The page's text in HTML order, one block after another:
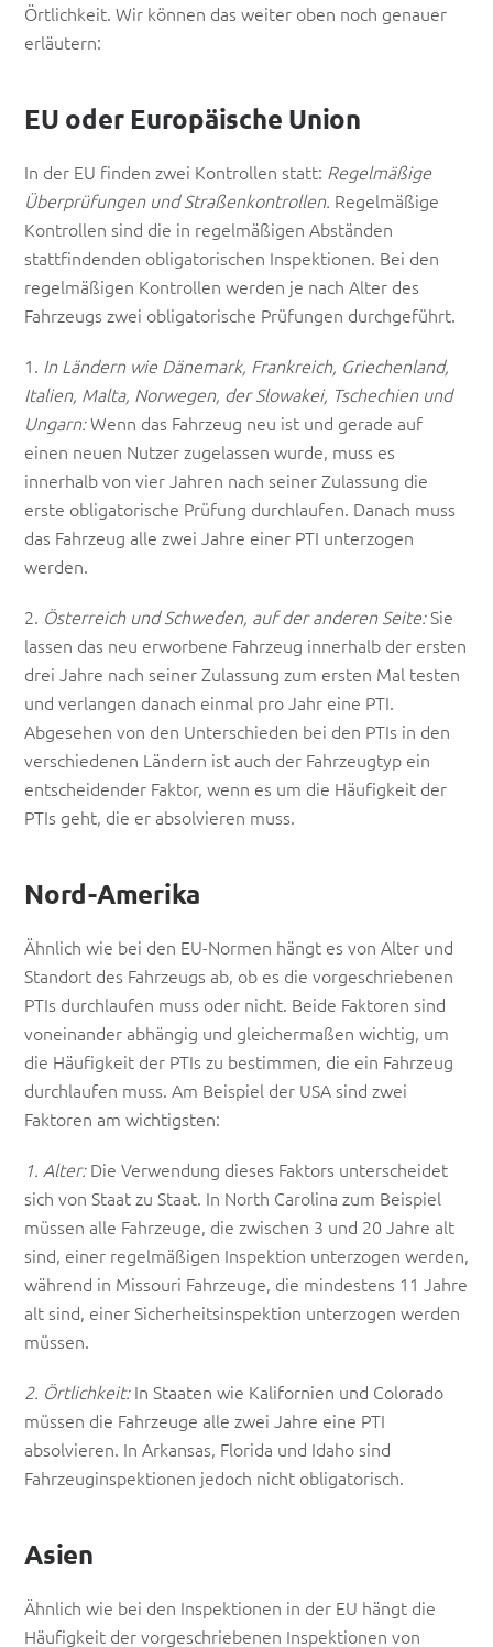
Örtlichkeit. Wir können das weiter oben noch genauer
erläutern:
EU oder Europäische Union
In der EU finden zwei Kontrollen statt: Regelmäßige
Überprüfungen und Straßenkontrollen. Regelmäßige
Kontrollen sind die in regelmäßigen Abständen
stattfindenden obligatorischen Inspektionen. Bei den
regelmäßigen Kontrollen werden je nach Alter des
Fahrzeugs zwei obligatorische Prüfungen durchgeführt.
1. In Ländern wie Dänemark, Frankreich, Griechenland,
Italien, Malta, Norwegen, der Slowakei, Tschechien und
Ungarn:Wenn das Fahrzeug neu ist und gerade auf
einen neuen Nutzer zugelassen wurde, muss es
innerhalb von vier Jahren nach seiner Zulassung die
erste obligatorische Prüfung durchlaufen. Danach muss
das Fahrzeug alle zwei Jahre einer PTI unterzogen
werden.
2. Österreich und Schweden, auf der anderen Seite:Sie
lassen das neu erworbene Fahrzeug innerhalb der ersten
drei Jahre nach seiner Zulassung zum ersten Mal testen
und verlangen danach einmal pro Jahr eine PTI.
Abgesehen von den Unterschieden bei den PTIs in den
verschiedenen Ländern ist auch der Fahrzeugtyp ein
entscheidender Faktor, wenn es um die Häufigkeit der
PTIs geht, die er absolvieren muss.
Nord-Amerika
Ähnlich wie bei den EU-Normen hängt es von Alter und
Standort des Fahrzeugs ab, ob es die vorgeschriebenen
PTIs durchlaufen muss oder nicht. Beide Faktoren sind
voneinander abhängig und gleichermaßen wichtig, um
die Häufigkeit der PTIs zu bestimmen, die ein Fahrzeug
durchlaufen muss. Am Beispiel der USA sind zwei
Faktoren am wichtigsten:
1. Alter:Die Verwendung dieses Faktors unterscheidet
sich von Staat zu Staat. In North Carolina zum Beispiel
müssen alle Fahrzeuge, die zwischen 3 und 20 Jahre alt
sind, einer regelmäßigen Inspektion unterzogen werden,
während in Missouri Fahrzeuge, die mindestens 11 Jahre
alt sind, einer Sicherheitsinspektion unterzogen werden
müssen.
2. Örtlichkeit:In Staaten wie Kalifornien und Colorado
müssen die Fahrzeuge alle zwei Jahre eine PTI
absolvieren. In Arkansas, Florida und Idaho sind
Fahrzeuginspektionen jedoch nicht obligatorisch.
Asien
Ähnlich wie bei den Inspektionen in der EU hängt die
Häufigkeit der vorgeschriebenen Inspektionen von